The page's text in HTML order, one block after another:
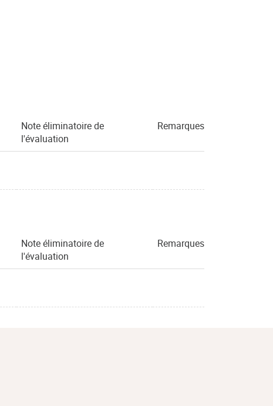
Note éliminatoire de
l'évaluation
Remarques
Note éliminatoire de
l'évaluation
Remarques